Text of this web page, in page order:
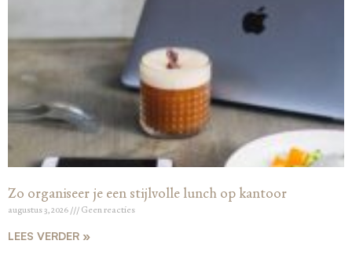
Zo organiseer je een stijlvolle lunch op kantoor
augustus 3, 2026 Geen reacties
LEES VERDER »